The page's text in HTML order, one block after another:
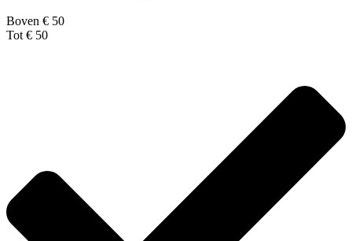
Boven € 50
Tot € 50